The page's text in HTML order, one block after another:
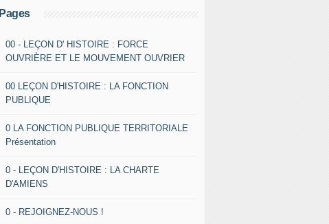
Pages
00 - LEÇON D' HISTOIRE : FORCE
OUVRIÈRE ET LE MOUVEMENT OUVRIER
00 LEÇON D'HISTOIRE : LA FONCTION
PUBLIQUE
0 LA FONCTION PUBLIQUE TERRITORIALE
Présentation
0 - LEÇON D'HISTOIRE : LA CHARTE
D'AMIENS
0 - REJOIGNEZ-NOUS !